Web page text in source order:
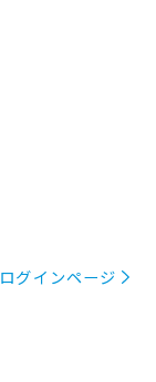
グインページ